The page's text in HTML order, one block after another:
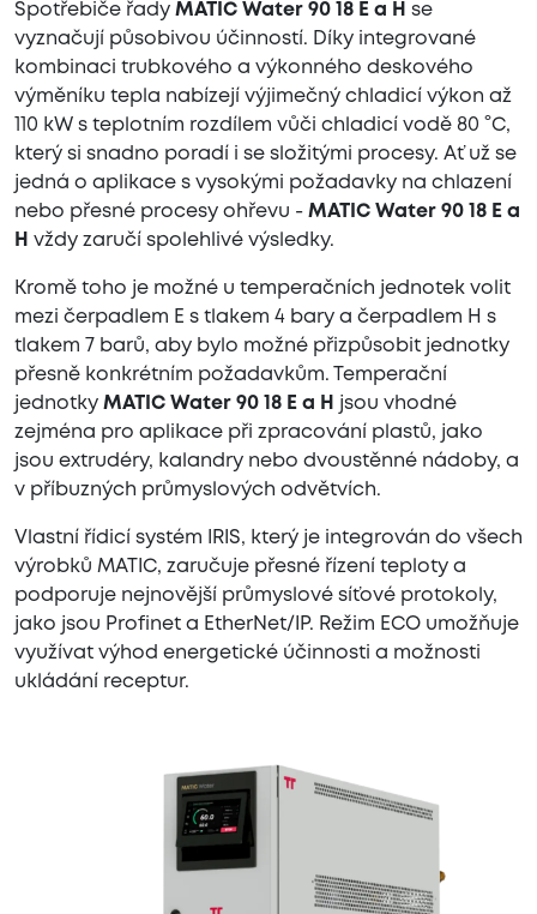
Spotřebiče řady MATIC Water 90 18 E a H se
vyznačují působivou účinností. Díky integrované
kombinaci trubkového a výkonného deskového
výměníku tepla nabízejí výjimečný chladicí výkon až
110 kW s teplotním rozdílem vůči chladicí vodě 80 °C,
který si snadno poradí i se složitými procesy. Ať už se
jedná o aplikace s vysokými požadavky na chlazení
nebo přesné procesy ohřevu - MATIC Water 90 18 E a
H vždy zaručí spolehlivé výsledky.
Kromě toho je možné u temperačních jednotek volit
mezi čerpadlem E s tlakem 4 bary a čerpadlem H s
tlakem 7 barů, aby bylo možné přizpůsobit jednotky
přesně konkrétním požadavkům. Temperační
jednotky MATIC Water 90 18 E a H jsou vhodné
zejména pro aplikace při zpracování plastů, jako
jsou extrudéry, kalandry nebo dvoustěnné nádoby, a
v příbuzných průmyslových odvětvích.
Vlastní řídicí systém IRIS, který je integrován do všech
výrobků MATIC, zaručuje přesné řízení teploty a
podporuje nejnovější průmyslové síťové protokoly,
jako jsou Profinet a EtherNet/IP. Režim ECO umožňuje
využívat výhod energetické účinnosti a možnosti
ukládání receptur.